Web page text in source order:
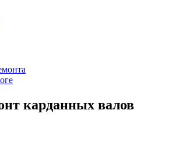
карданных валов